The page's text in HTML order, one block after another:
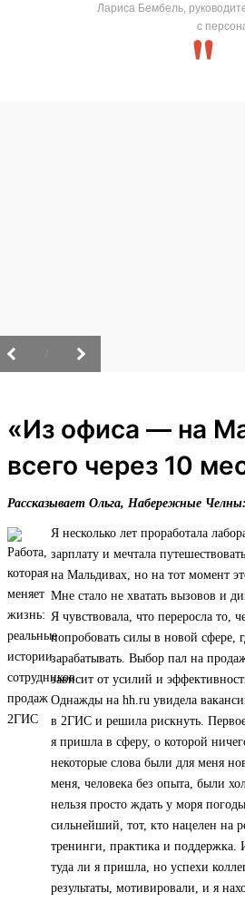
Лариса Бембель,
с
«Из офиса — на
всего через 10
Рассказывает Ольга, Набережные Челны:
Я несколько лет проработала
зарплату и мечтала
на Мальдивах, но на тот момент
Мне стало не хватать вызовов и
Я чувствовала, что переросла то,
попробовать силы в новой сфере,
зарабатывать. Выбор пал на
зависит от усилий и
Однажды на hh.ru увидела
в 2ГИС и решила рискнуть.
я пришла в сферу, о которой
некоторые слова были для меня
меня, человека без опыта, были
нельзя просто ждать у моря
сильнейший, тот, кто нацелен на
тренинги, практика и поддержка.
туда ли я пришла, но успехи
результаты, мотивировали, и я